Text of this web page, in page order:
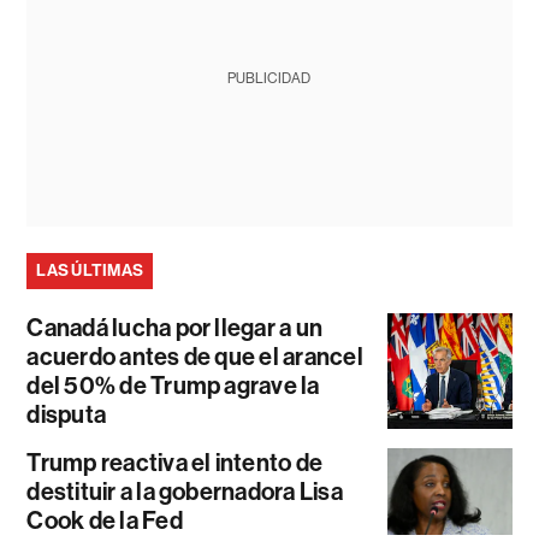
PUBLICIDAD
LAS ÚLTIMAS
Canadá lucha por llegar a un
acuerdo antes de que el arancel
del 50% de Trump agrave la
disputa
Trump reactiva el intento de
destituir a la gobernadora Lisa
Cook de la Fed